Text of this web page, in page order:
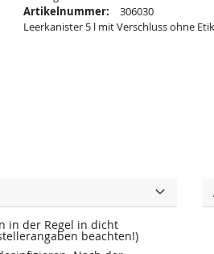
Artikelnummer:
306030
Leerkanister 5 l mit Verschluss ohne
in der Regel in dicht
beachten!)